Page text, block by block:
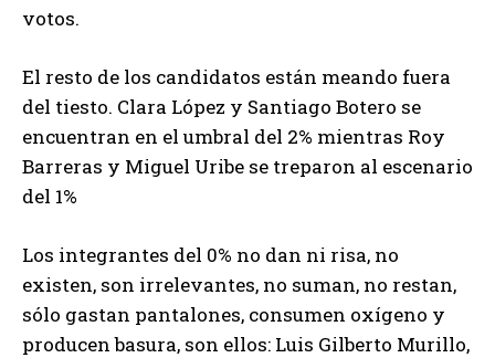
votos.
El resto de los candidatos están meando fuera
del tiesto. Clara López y Santiago Botero se
encuentran en el umbral del 2% mientras Roy
Barreras y Miguel Uribe se treparon al escenario
del 1%
Los integrantes del 0% no dan ni risa, no
existen, son irrelevantes, no suman, no restan,
sólo gastan pantalones, consumen oxígeno y
producen basura, son ellos: Luis Gilberto Murillo,